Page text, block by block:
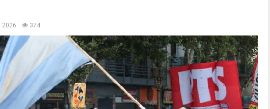
2026 374